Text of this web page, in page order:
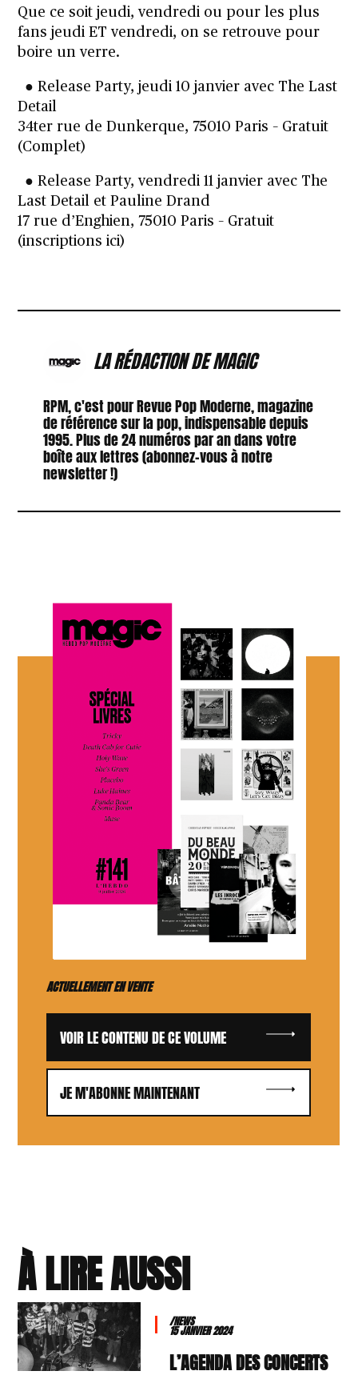
Que ce soit jeudi, vendredi ou pour les plus
fans jeudi ET vendredi, on se retrouve pour
boire un verre.
● Release Party, jeudi 10 janvier avec The Last
Detail
34ter rue de Dunkerque, 75010 Paris – Gratuit
(Complet)
● Release Party, vendredi 11 janvier avec The
Last Detail et Pauline Drand
17 rue d’Enghien, 75010 Paris – Gratuit
(inscriptions ici)
LA RÉDACTION DE MAGIC
RPM, c'est pour Revue Pop Moderne, magazine
de référence sur la pop, indispensable depuis
1995. Plus de 24 numéros par an dans votre
boîte aux lettres (abonnez-vous à notre
newsletter !)
ACTUELLEMENT EN VENTE
VOIR LE CONTENU DE CE VOLUME
JE M'ABONNE MAINTENANT
À LIRE AUSSI
/NEWS
15 JANVIER 2024
L’AGENDA DES CONCERTS